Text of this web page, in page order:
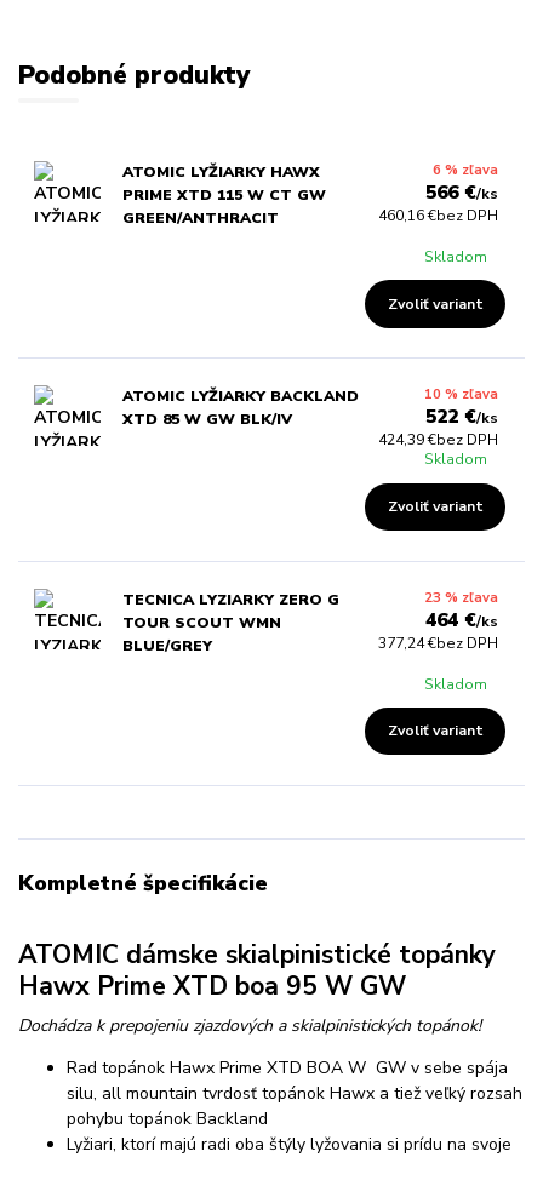
Podobné produkty
ATOMIC LYŽIARKY HAWX
PRIME XTD 115 W CT GW
GREEN/ANTHRACIT
6 % zľava
566 €/ks
460,16 €bez DPH
Skladom
Zvoliť variant
ATOMIC LYŽIARKY BACKLAND
XTD 85 W GW BLK/IV
10 % zľava
522 €/ks
424,39 €bez DPH
Skladom
Zvoliť variant
TECNICA LYZIARKY ZERO G
TOUR SCOUT WMN
BLUE/GREY
23 % zľava
464 €/ks
377,24 €bez DPH
Skladom
Zvoliť variant
Kompletné špecifikácie
ATOMIC dámske skialpinistické topánky
Hawx Prime XTD boa 95 W GW
Dochádza k prepojeniu zjazdových a skialpinistických topánok!
Rad topánok Hawx Prime XTD BOA W GW v sebe spája
silu, all mountain tvrdosť topánok Hawx a tiež veľký rozsah
pohybu topánok Backland
Lyžiari, ktorí majú radi oba štýly lyžovania si prídu na svoje